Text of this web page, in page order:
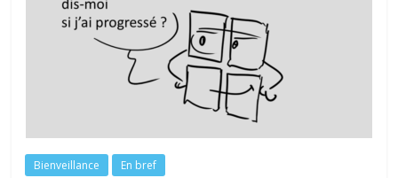
Bienveillance En bref